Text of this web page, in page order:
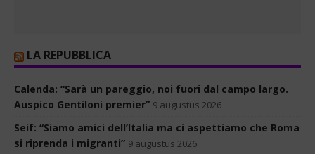
LA REPUBBLICA
Calenda: “Sarà un pareggio, noi fuori dal campo largo.
Auspico Gentiloni premier” 9 augustus 2026
Seif: “Siamo amici dell’Italia ma ci aspettiamo che Roma
si riprenda i migranti” 9 augustus 2026